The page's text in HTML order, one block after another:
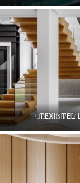
TEXINTEL